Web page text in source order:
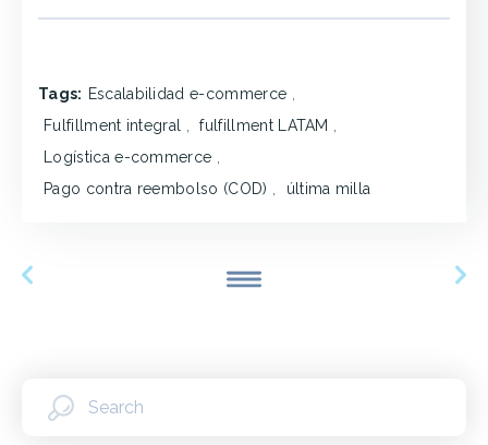
Tags: Escalabilidad e-commerce ,
Fulfillment integral , fulfillment LATAM ,
Logística e-commerce ,
Pago contra reembolso (COD) , última milla